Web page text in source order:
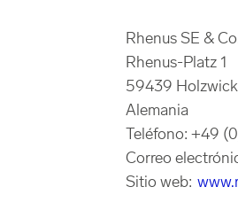
Rhenus SE &
Rhenus-Platz 1
59439
Alemania
Teléfono: +49
Correo
Sitio web: